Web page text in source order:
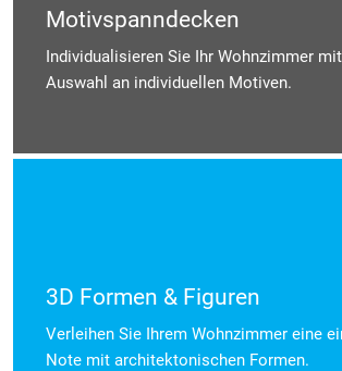
Motivspanndecken
Individualisieren Sie Ihr Wohnzimmer
Auswahl an individuellen Motiven.
3D Formen & Figuren
Verleihen Sie Ihrem Wohnzimmer eine
Note mit architektonischen Formen.